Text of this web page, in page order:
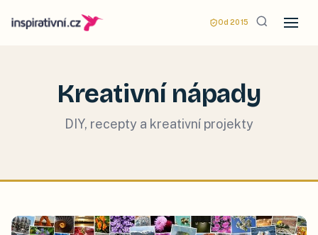
Od 2015
Kreativní nápady
DIY, recepty a kreativní projekty